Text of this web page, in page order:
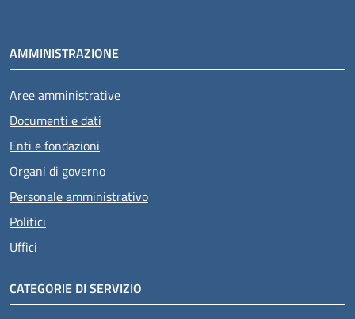
AMMINISTRAZIONE
Aree amministrative
Documenti e dati
Enti e fondazioni
Organi di governo
Personale amministrativo
Politici
Uffici
CATEGORIE DI SERVIZIO